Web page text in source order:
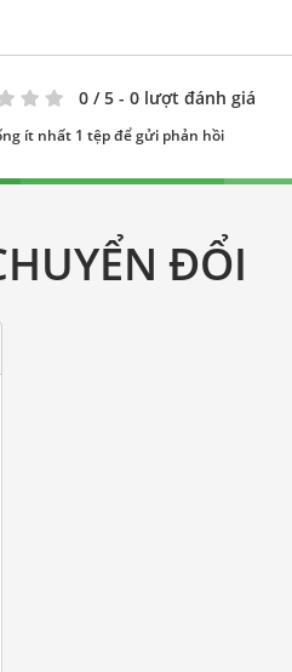
0 / 5 - 0 lượt đánh giá
ít nhất 1 tệp để gửi phản hồi
ĐỔI